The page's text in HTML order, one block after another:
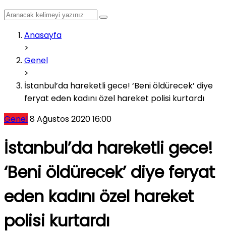
Anasayfa
>
Genel
>
İstanbul’da hareketli gece! ‘Beni öldürecek’ diye
feryat eden kadını özel hareket polisi kurtardı
Genel8 Ağustos 2020 16:00
İstanbul’da hareketli gece!
‘Beni öldürecek’ diye feryat
eden kadını özel hareket
polisi kurtardı